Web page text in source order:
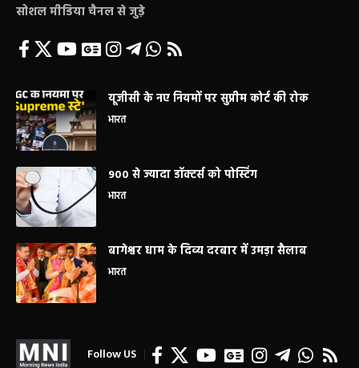
सोशल मीडिया चैनल से जुड़े
यूजीसी के नए नियमों पर सुप्रीम कोर्ट की रोक
भारत
900 से ज्यादा डॉक्टर्स को पोस्टिंग
भारत
बागेश्वर धाम के दिव्य दरबार में उमड़ा सैलाब
भारत
Follow US